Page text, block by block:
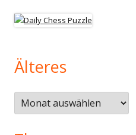
Älteres
Älteres